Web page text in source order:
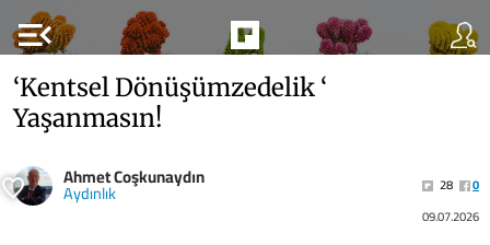
menu_open
‘Kentsel Dönüşümzedelik ‘
Yaşanmasın!
Ahmet Coşkunaydın
Aydınlık 28
0
09.07.2026